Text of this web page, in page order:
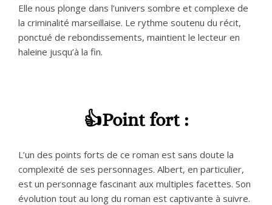
Elle nous plonge dans l’univers sombre et complexe de
la criminalité marseillaise. Le rythme soutenu du récit,
ponctué de rebondissements, maintient le lecteur en
haleine jusqu’à la fin.
👍Point fort :
L’un des points forts de ce roman est sans doute la
complexité de ses personnages. Albert, en particulier,
est un personnage fascinant aux multiples facettes. Son
évolution tout au long du roman est captivante à suivre.